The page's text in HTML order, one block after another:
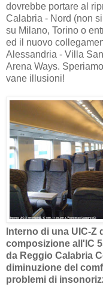
dovrebbe portare al
Calabria - Nord (non
su Milano, Torino o
ed il nuovo
Alessandria - Villa
Arena Ways.
vane illusioni!
Interno di una UIC-
composizione all'IC
da Reggio Calabria
diminuzione del
problemi di